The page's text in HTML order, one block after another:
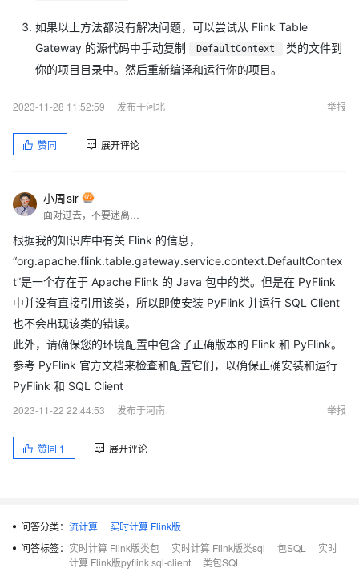
如果以上方法都没有解决问题，可以尝试从 Flink Table
Gateway 的源代码中手动复制
DefaultContext
类的文件到
你的项目目录中。然后重新编译和运行你的项目。
2023-11-28 11:52:59 发布于河北 举报
赞同 展开评论
小周sir
根据我的知识库中有关 Flink 的信息，
“org.apache.flink.table.gateway.service.context.DefaultContex
t”是一个存在于 Apache Flink 的 Java 包中的类。但是在 PyFlink
中并没有直接引用该类，所以即使安装 PyFlink 并运行 SQL Client
也不会出现该类的错误。
此外，请确保您的环境配置中包含了正确版本的 Flink 和 PyFlink。
参考 PyFlink 官方文档来检查和配置它们，以确保正确安装和运行
PyFlink 和 SQL Client
2023-11-22 22:44:53
发布于河南 举报
赞同 1 展开评论
问答分类： 流计算
实时计算 Flink版
问答标签： 实时计算 Flink版类包 实时计算 Flink版类sql 包SQL
实时
计算 Flink版pyflink sql-client
类包SQL